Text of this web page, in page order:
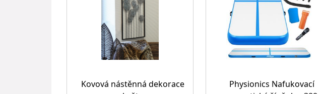
Kovová nástěnná dekorace
Physionics Nafukovací